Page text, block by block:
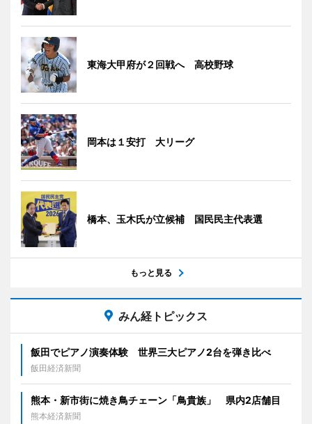
東海大甲府が２回戦へ 高校野球
岡本は１安打 大リーグ
橋本、玉木氏が立候補 国民民主代表選
もっと見る
みん経トピックス
飯田でピアノ演奏体験 世界三大ピアノ2台を弾き比べ
飯田経済新聞
熊本・新市街に焼き鳥チェーン「鳥貴族」 県内2店舗目
熊本経済新聞